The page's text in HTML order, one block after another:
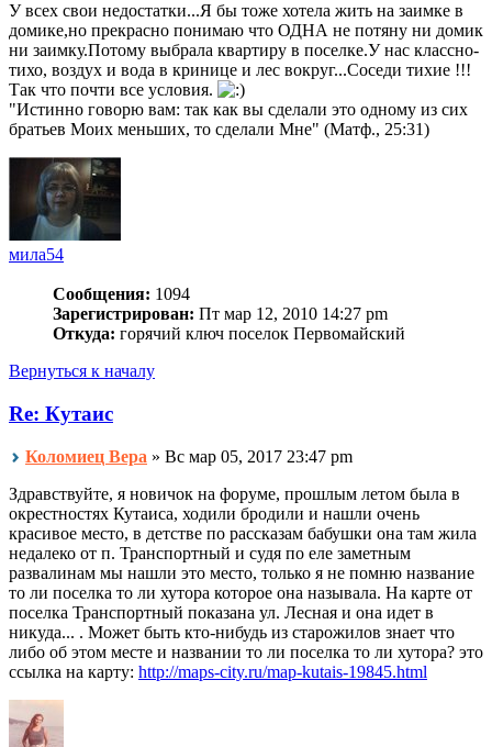
У всех свои недостатки...Я бы тоже хотела жить на заимке в
домике,но прекрасно понимаю что ОДНА не потяну ни домик
ни заимку.Потому выбрала квартиру в поселке.У нас классно-
тихо, воздух и вода в кринице и лес вокруг...Соседи тихие !!!
Так что почти все условия.
"Истинно говорю вам: так как вы сделали это одному из сих
братьев Моих меньших, то сделали Мне" (Матф., 25:31)
мила54
Сообщения: 1094
Зарегистрирован: Пт мар 12, 2010 14:27 pm
Откуда: горячий ключ поселок Первомайский
Вернуться к началу
Re: Кутаис
Коломиец Вера » Вс мар 05, 2017 23:47 pm
Здравствуйте, я новичок на форуме, прошлым летом была в
окрестностях Кутаиса, ходили бродили и нашли очень
красивое место, в детстве по рассказам бабушки она там жила
недалеко от п. Транспортный и судя по еле заметным
развалинам мы нашли это место, только я не помню название
то ли поселка то ли хутора которое она называла. На карте от
поселка Транспортный показана ул. Лесная и она идет в
никуда... . Может быть кто-нибудь из старожилов знает что
либо об этом месте и названии то ли поселка то ли хутора? это
ссылка на карту: http://maps-city.ru/map-kutais-19845.html